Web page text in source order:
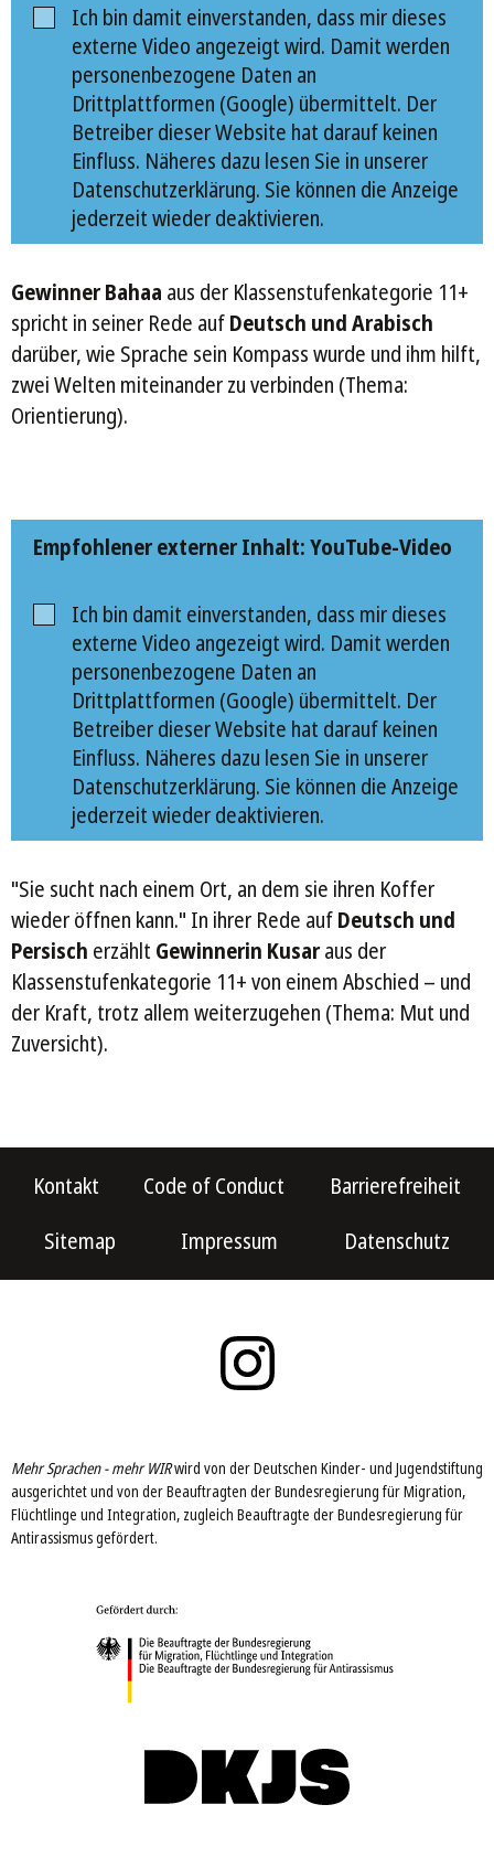
Ich bin damit einverstanden, dass mir dieses
externe Video angezeigt wird. Damit werden
personenbezogene Daten an
Drittplattformen (Google) übermittelt. Der
Betreiber dieser Website hat darauf keinen
Einfluss. Näheres dazu lesen Sie in unserer
Datenschutzerklärung. Sie können die Anzeige
jederzeit wieder deaktivieren.
Gewinner Bahaa aus der Klassenstufenkategorie 11+
spricht in seiner Rede aufDeutsch und Arabisch
darüber, wie Sprache sein Kompass wurde und ihm hilft,
zwei Welten miteinander zu verbinden (Thema:
Orientierung).
Empfohlener externer Inhalt: YouTube-Video
Ich bin damit einverstanden, dass mir dieses
externe Video angezeigt wird. Damit werden
personenbezogene Daten an
Drittplattformen (Google) übermittelt. Der
Betreiber dieser Website hat darauf keinen
Einfluss. Näheres dazu lesen Sie in unserer
Datenschutzerklärung. Sie können die Anzeige
jederzeit wieder deaktivieren.
"Sie sucht nach einem Ort, an dem sie ihren Koffer
wieder öffnen kann." In ihrer Rede aufDeutsch und
Persisch erzählt Gewinnerin Kusaraus der
Klassenstufenkategorie 11+ von einem Abschied – und
der Kraft, trotz allem weiterzugehen (Thema: Mut und
Zuversicht).
Kontakt Code of Conduct
Barrierefreiheit
Sitemap
Impressum Datenschutz
Mehr Sprachen - mehr WIRwird von der Deutschen Kinder- und Jugendstiftung
ausgerichtet und von der Beauftragten der Bundesregierung für Migration,
Flüchtlinge und Integration, zugleich Beauftragte der Bundesregierung für
Antirassismus gefördert.